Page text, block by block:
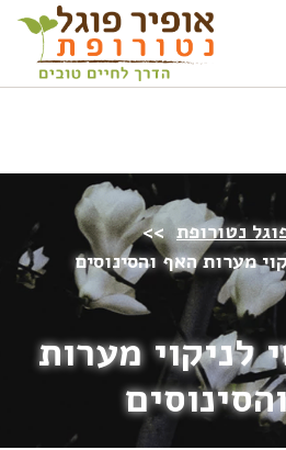
להתחיל דרך חיים בריאה?
לאתר!
נטורופת >>
מערות האף והסינוסים
לניקוי מערות